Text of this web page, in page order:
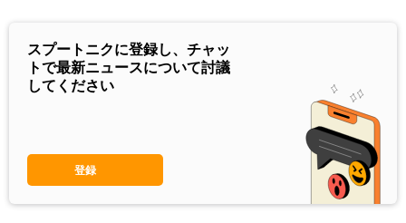
スプートニクに登録し、チャッ
トで最新ニュースについて討議
してください
登録